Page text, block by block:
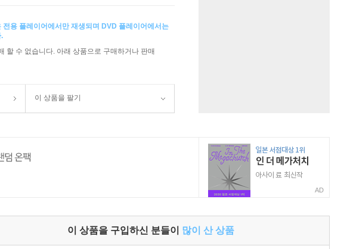
전용 플레이어에서만 재생되며 DVD 플레이어에서는
할 수 없습니다. 아래 상품으로 구매하거나 판매
이 상품을 팔기
AD
이 상품을 구입하신 분들이 많이 산 상품